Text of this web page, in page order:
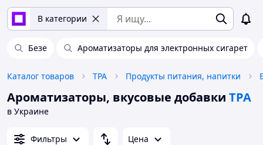
В категории
Безе Ароматизаторы для электронных сигарет
Каталог товаров TPA Продукты питания, напитки
Ароматизаторы, вкусовые добавки TPA
в Украине
Фильтры Цена